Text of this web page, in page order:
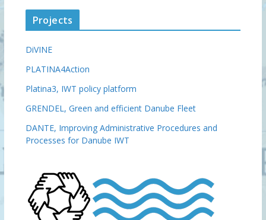
Projects
DiVINE
PLATINA4Action
Platina3, IWT policy platform
GRENDEL, Green and efficient Danube Fleet
DANTE, Improving Administrative Procedures and
Processes for Danube IWT